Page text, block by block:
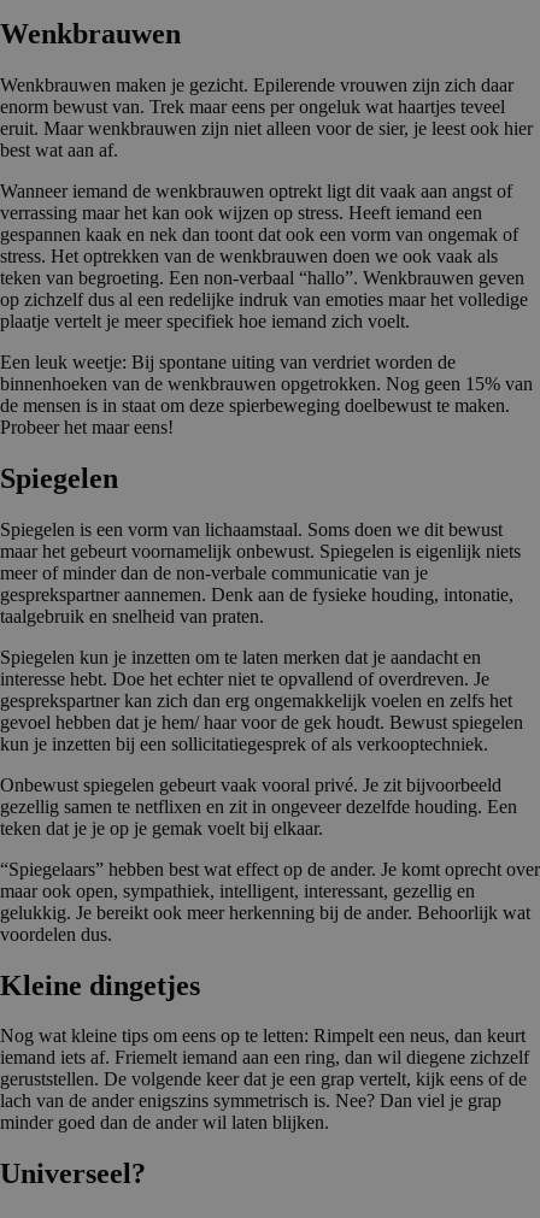
Wenkbrauwen
Wenkbrauwen maken je gezicht. Epilerende vrouwen zijn zich daar
enorm bewust van. Trek maar eens per ongeluk wat haartjes teveel
eruit. Maar wenkbrauwen zijn niet alleen voor de sier, je leest ook hier
best wat aan af.
Wanneer iemand de wenkbrauwen optrekt ligt dit vaak aan angst of
verrassing maar het kan ook wijzen op stress. Heeft iemand een
gespannen kaak en nek dan toont dat ook een vorm van ongemak of
stress. Het optrekken van de wenkbrauwen doen we ook vaak als
teken van begroeting. Een non-verbaal “hallo”. Wenkbrauwen geven
op zichzelf dus al een redelijke indruk van emoties maar het volledige
plaatje vertelt je meer specifiek hoe iemand zich voelt.
Een leuk weetje: Bij spontane uiting van verdriet worden de
binnenhoeken van de wenkbrauwen opgetrokken. Nog geen 15% van
de mensen is in staat om deze spierbeweging doelbewust te maken.
Probeer het maar eens!
Spiegelen
Spiegelen is een vorm van lichaamstaal. Soms doen we dit bewust
maar het gebeurt voornamelijk onbewust. Spiegelen is eigenlijk niets
meer of minder dan de non-verbale communicatie van je
gesprekspartner aannemen. Denk aan de fysieke houding, intonatie,
taalgebruik en snelheid van praten.
Spiegelen kun je inzetten om te laten merken dat je aandacht en
interesse hebt. Doe het echter niet te opvallend of overdreven. Je
gesprekspartner kan zich dan erg ongemakkelijk voelen en zelfs het
gevoel hebben dat je hem/ haar voor de gek houdt. Bewust spiegelen
kun je inzetten bij een sollicitatiegesprek of als verkooptechniek.
Onbewust spiegelen gebeurt vaak vooral privé. Je zit bijvoorbeeld
gezellig samen te netflixen en zit in ongeveer dezelfde houding. Een
teken dat je je op je gemak voelt bij elkaar.
“Spiegelaars” hebben best wat effect op de ander. Je komt oprecht over
maar ook open, sympathiek, intelligent, interessant, gezellig en
gelukkig. Je bereikt ook meer herkenning bij de ander. Behoorlijk wat
voordelen dus.
Kleine dingetjes
Nog wat kleine tips om eens op te letten: Rimpelt een neus, dan keurt
iemand iets af. Friemelt iemand aan een ring, dan wil diegene zichzelf
geruststellen. De volgende keer dat je een grap vertelt, kijk eens of de
lach van de ander enigszins symmetrisch is. Nee? Dan viel je grap
minder goed dan de ander wil laten blijken.
Universeel?